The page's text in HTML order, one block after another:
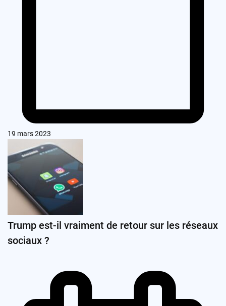
19 mars 2023
Trump est-il vraiment de retour sur les réseaux
sociaux ?